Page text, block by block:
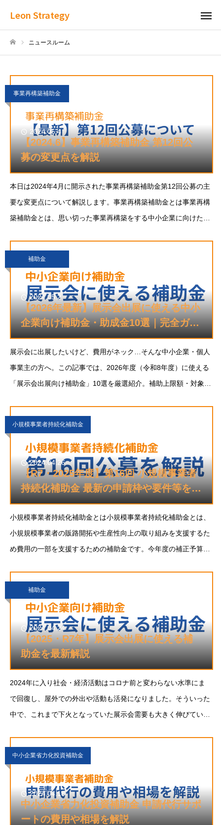
Leon Strategy
ニュースルーム
事業再構築補助金
2024.05.4
【2024.6】事業再構築補助金 第12回公
募の変更点を解説
本日は2024年4月に開示された事業再構築補助金第12回公募の主
要な変更点について解説します。事業再構築補助金とは事業再構
築補助金とは、思い切った事業再構築をする中小企業に向けた補
するため、中小企業等が新たな事業を
補助金
2024.05.2
【2026年最新】展示会出展に使える中小
企業向け補助金・助成金10選｜完全ガイ
ド
展示会に出展したいけど、費用がネック…そんな中小企業・個人
事業主の方へ。この記事では、2026年度（令和8年度）に使える
「展示会出展向け補助金」10選を厳選紹介。補助上限額・対象経
ました。出展費用を抑えつつ販路拡大につ
小規模事業者持続化補助金
2024.04.26
【R7・2025年度】第16回 小規模事業者
持続化補助金 最新の申請枠や要件等を解
説
小規模事業者持続化補助金とは小規模事業者持続化補助金とは、
小規規模事業者の販路開拓や生産性向上の取り組みを支援するた
め費用の一部を支援するための補助金です。今年度の補正予算案
2000億円を盛り込んでいます。＜通
補助金
2024.04.24
【2025・R7年】展示会出展に使える補
助金を最新解説
2024年に入り社会・経済活動はコロナ前と変わらない水準にま
で回復し、屋外での外出や活動も活発になりました。そういった
中で、これまで下火となっていた展示会需要も大きく伸びていま
自社製品やサービスを宣伝する絶好の機会が展示会
中小企業省力化投資補助金
2024.04.18
中小企業省力化投資補助金 申請代行サポ
ートの費用や相場を解説